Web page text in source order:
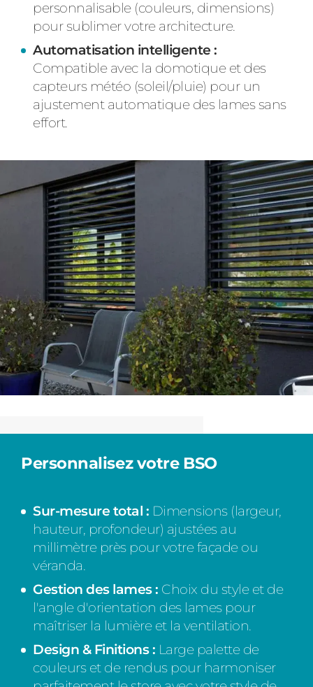
personnalisable (couleurs, dimensions)
pour sublimer votre architecture.
Automatisation intelligente :
Compatible avec la domotique et des
capteurs météo (soleil/pluie) pour un
ajustement automatique des lames sans
effort.
Personnalisez votre BSO
Sur-mesure total : Dimensions (largeur,
hauteur, profondeur) ajustées au
millimètre près pour votre façade ou
véranda.
Gestion des lames : Choix du style et de
l'angle d'orientation des lames pour
maîtriser la lumière et la ventilation.
Design & Finitions : Large palette de
couleurs et de rendus pour harmoniser